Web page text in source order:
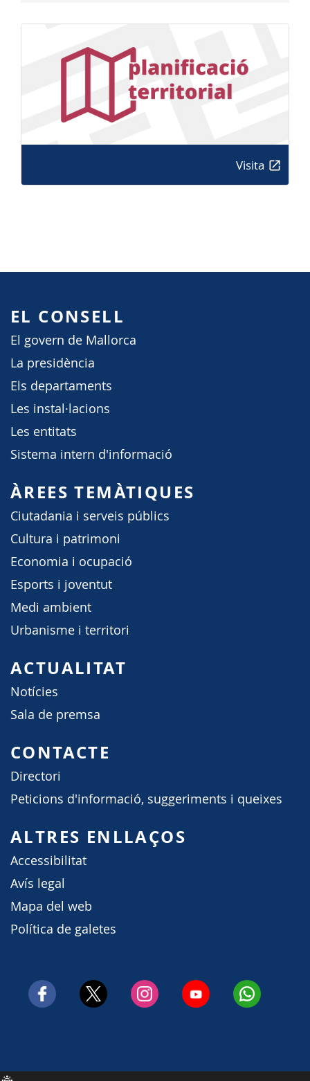
Visita
EL CONSELL
El govern de Mallorca
La presidència
Els departaments
Les instal·lacions
Les entitats
Sistema intern d'informació
ÀREES TEMÀTIQUES
Ciutadania i serveis públics
Cultura i patrimoni
Economia i ocupació
Esports i joventut
Medi ambient
Urbanisme i territori
ACTUALITAT
Notícies
Sala de premsa
CONTACTE
Directori
Peticions d'informació, suggeriments i queixes
ALTRES ENLLAÇOS
Accessibilitat
Avís legal
Mapa del web
Política de galetes